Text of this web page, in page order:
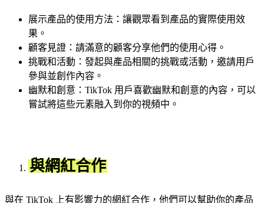
展示產品的使用方法：讓觀眾看到產品的實際使用效
果。
顧客見證：請滿意的顧客分享他們的使用心得。
挑戰和活動：發起與產品相關的挑戰或活動，邀請用戶
參與並創作內容。
幽默和創意：TikTok 用戶喜歡幽默和創意的內容，可以
嘗試將這些元素融入到你的視頻中。
與網紅合作
與在 TikTok 上有影響力的網紅合作，他們可以幫助你的產品